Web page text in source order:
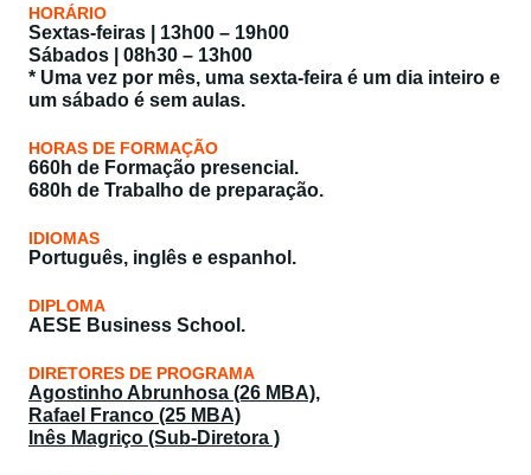
HORÁRIO
Sextas-feiras | 13h00 – 19h00
Sábados | 08h30 – 13h00
* Uma vez por mês, uma sexta-feira é um dia inteiro e
um sábado é sem aulas.
HORAS DE FORMAÇÃO
660h de Formação presencial.
680h de Trabalho de preparação.
IDIOMAS
Português, inglês e espanhol.
DIPLOMA
AESE Business School.
DIRETORES DE PROGRAMA
Agostinho Abrunhosa (26 MBA),
Rafael Franco (25 MBA)
Inês Magriço (Sub-Diretora )